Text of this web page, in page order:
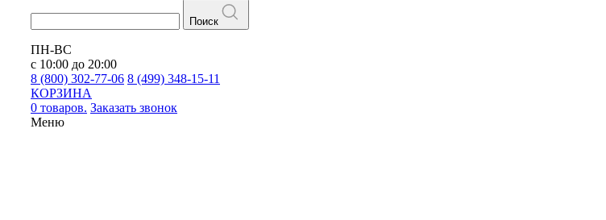
Поиск
ПН-ВС
с 10:00 до 20:00
8 (800) 302-77-06 8 (499) 348-15-11
КОРЗИНА
0 товаров. Заказать звонок
Меню